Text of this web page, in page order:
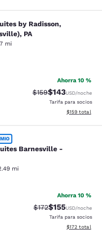
by Radisson,
by Radisson,
PA
mi
Excelente. 268 reseñas
Ahorra 10 %
Precio tachado:
$159Precio con
$143USD/noche
Tarifa para socios
Ver detalles
$159 total
Barnesville -
Barnesville -
mi
estrellas. Excepcional. 1321
Ahorra 10 %
Precio tachado:
$172Precio con
$155USD/noche
Tarifa para socios
Ver detalles
$172 total